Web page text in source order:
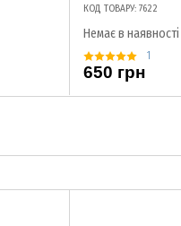
КОД ТОВАРУ: 7622
Немає в наявності
1
650 грн